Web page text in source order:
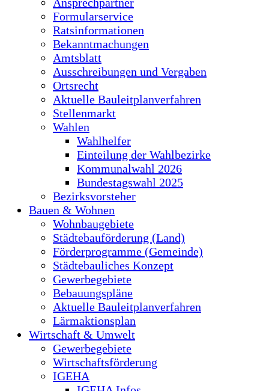
Formularservice
Ratsinformationen
Bekanntmachungen
Amtsblatt
Ausschreibungen und Vergaben
Ortsrecht
Aktuelle Bauleitplanverfahren
Stellenmarkt
Wahlen
Wahlhelfer
Einteilung der Wahlbezirke
Kommunalwahl 2026
Bundestagswahl 2025
Bezirksvorsteher
Bauen & Wohnen
Wohnbaugebiete
Städtebauförderung (Land)
Förderprogramme (Gemeinde)
Städtebauliches Konzept
Gewerbegebiete
Bebauungspläne
Aktuelle Bauleitplanverfahren
Lärmaktionsplan
Wirtschaft & Umwelt
Gewerbegebiete
Wirtschaftsförderung
IGEHA